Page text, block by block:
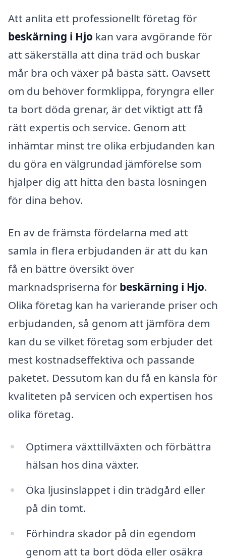
Att anlita ett professionellt företag för
beskärning i Hjo kan vara avgörande för
att säkerställa att dina träd och buskar
mår bra och växer på bästa sätt. Oavsett
om du behöver formklippa, föryngra eller
ta bort döda grenar, är det viktigt att få
rätt expertis och service. Genom att
inhämtar minst tre olika erbjudanden kan
du göra en välgrundad jämförelse som
hjälper dig att hitta den bästa lösningen
för dina behov.
En av de främsta fördelarna med att
samla in flera erbjudanden är att du kan
få en bättre översikt över
marknadspriserna för beskärning i Hjo.
Olika företag kan ha varierande priser och
erbjudanden, så genom att jämföra dem
kan du se vilket företag som erbjuder det
mest kostnadseffektiva och passande
paketet. Dessutom kan du få en känsla för
kvaliteten på servicen och expertisen hos
olika företag.
Optimera växttillväxten och förbättra
hälsan hos dina växter.
Öka ljusinsläppet i din trädgård eller
på din tomt.
Förhindra skador på din egendom
genom att ta bort döda eller osäkra